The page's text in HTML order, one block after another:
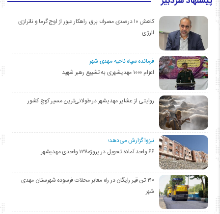
کاهش ۱۰ درصدی مصرف برق، راهکار عبور از اوج گرما و ناترازی
انرژی
فرمانده سپاه ناحیه مهدی شهر:
اعزام ۱۰۰۰ مهدیشهری به تشییع رهبر شهید
روایتی از عشایر مهدیشهر در طولانی‌ترین مسیر کوچ کشور
نیزوا گزارش می‌دهد؛
۶۶ واحد آماده تحویل در پروژه۱۳۸ واحدی مهدیشهر
۲۱۰ تن قیر رایگان در راه معابر محلات فرسوده شهرستان مهدی
شهر